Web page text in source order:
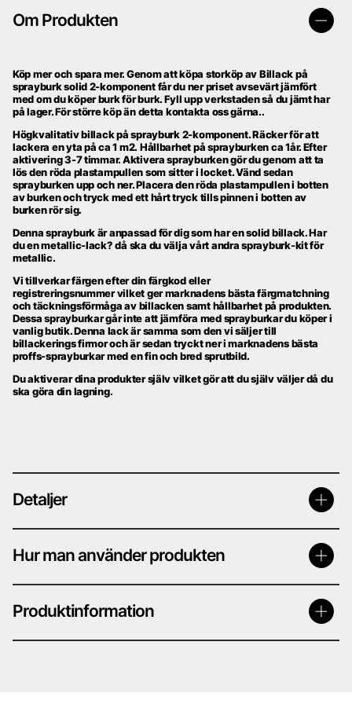
Om Produkten
Köp mer och spara mer. Genom att köpa storköp av Billack på
sprayburk solid 2-komponent får du ner priset avsevärt jämfört
med om du köper burk för burk. Fyll upp verkstaden så du jämt har
på lager. För större köp än detta kontakta oss gärna..
Högkvalitativ billack på sprayburk 2-komponent. Räcker för att
lackera en yta på ca 1 m2. Hållbarhet på sprayburken ca 1år. Efter
aktivering 3-7 timmar. Aktivera sprayburken gör du genom att ta
lös den röda plastampullen som sitter i locket. Vänd sedan
sprayburken upp och ner. Placera den röda plastampullen i botten
av burken och tryck med ett hårt tryck tills pinnen i botten av
burken rör sig.
Denna sprayburk är anpassad för dig som har en solid billack. Har
du en metallic-lack? då ska du välja vårt andra sprayburk-kit för
metallic.
Vi tillverkar färgen efter din färgkod eller
registreringsnummer vilket ger marknadens bästa färgmatchning
och täckningsförmåga av billacken samthållbarhet på produkten.
Dessa sprayburkar går inte att jämföra med sprayburkar du köper i
vanlig butik. Denna lack är samma som den vi säljer till
billackerings firmor och är sedan tryckt ner i marknadens bästa
proffs-sprayburkar med en fin och bred sprutbild.
Du aktiverar dina produkter själv vilket gör att du självväljer då du
ska göra din lagning.
Detaljer
Hur man använder produkten
Produktinformation